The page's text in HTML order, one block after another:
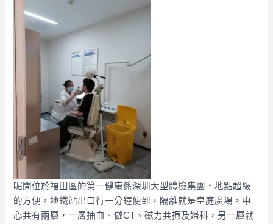
呢間位於福田區的第一健康係深圳大型體檢集團，地點超級
的方便，地鐵站出口行一分鐘便到，隔離就是皇庭廣場。中
心共有兩層，一層抽血、做CT、磁力共振及婦科，另一層就